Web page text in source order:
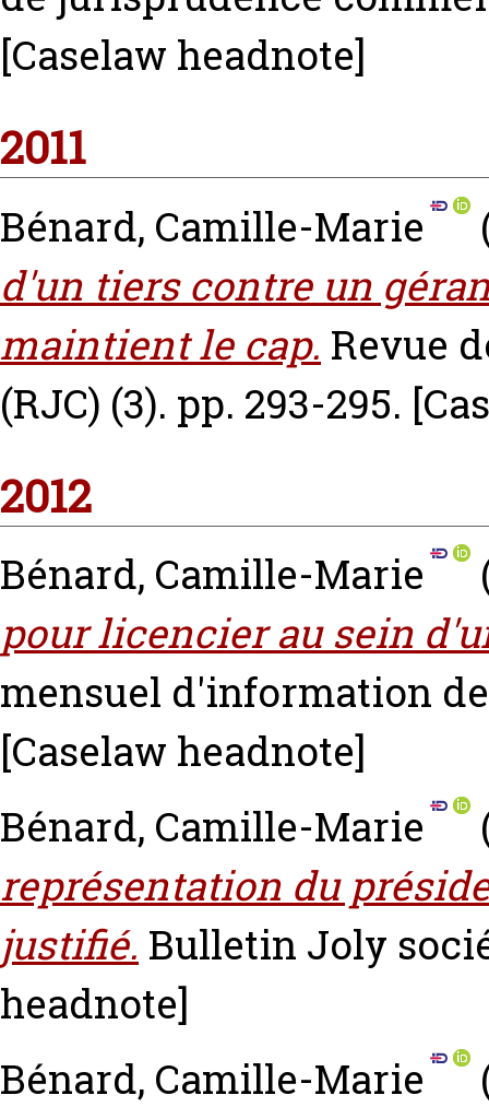
[Caselaw headnote]
2011
Bénard, Camille-Marie
d'un tiers contre un
maintient le cap. Revue
(RJC) (3). pp. 293-295.
2012
Bénard, Camille-Marie
pour licencier au sein
mensuel d'information
[Caselaw headnote]
Bénard, Camille-Marie
représentation du
justifié. Bulletin Joly
headnote]
Bénard, Camille-Marie